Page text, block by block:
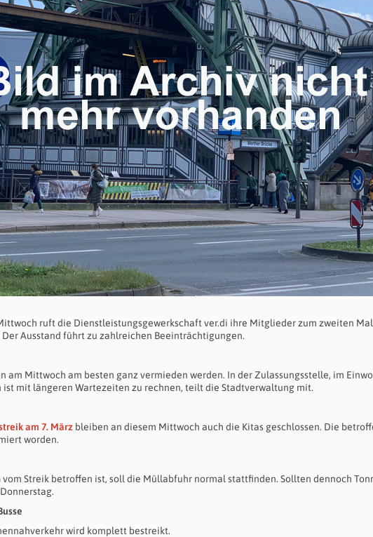
ruft die Dienstleistungsgewerkschaft ver.di ihre Mitglieder zum zweiten
Ausstand führt zu zahlreichen Beeinträchtigungen.
am Mittwoch am besten ganz vermieden werden. In der Zulassungsstelle, im
mit längeren Wartezeiten zu rechnen, teilt die Stadtverwaltung mit.
am 7. März bleiben an diesem Mittwoch auch die Kitas geschlossen. Die
worden.
vom Streik betroffen ist, soll die Müllabfuhr normal stattfinden. Sollten dennoch
wird komplett bestreikt.